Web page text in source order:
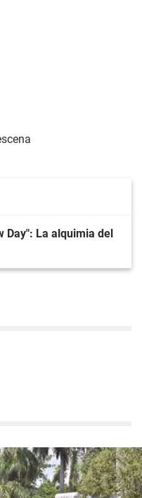
Day": La alquimia del